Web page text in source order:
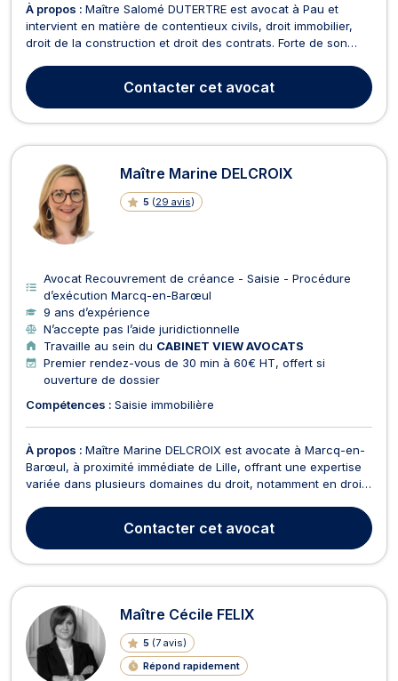
À propos : Maître Salomé DUTERTRE est avocat à Pau et
intervient en matière de contentieux civils, droit immobilier,
droit de la construction et droit des contrats. Forte de son
départements droit immobilier et droit des contrats, Maître
DUTERTRE sera votre meilleure interlocutric...
Contacter cet avocat
Maître Marine DELCROIX
5 (29 avis)
Avocat Recouvrement de créance - Saisie - Procédure
d’exécution Marcq-en-Barœul
9 ans d’expérience
N’accepte pas l’aide juridictionnelle
Travaille au sein du CABINET VIEW AVOCATS
Premier rendez-vous de 30 min à 60€ HT, offert si
ouverture de dossier
Compétences : Saisie immobilière
À propos : Maître Marine DELCROIX est avocate à Marcq-en-
Barœul, à proximité immédiate de Lille, offrant une expertise
variée dans plusieurs domaines du droit, notamment en droit
droit civil, médiation et arbitrage au service des entreprises et
des particuliers. Elle est reconnue...
Contacter cet avocat
Maître Cécile FELIX
5 (7 avis)
Répond rapidement